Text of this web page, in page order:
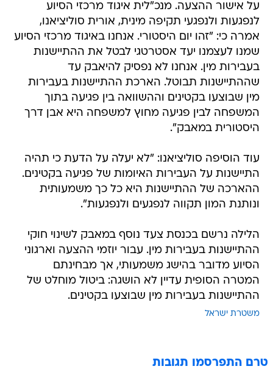
על אישור ההצעה. מנכ"לית איגוד מרכזי הסיוע
לנפגעות ולנפגעי תקיפה מינית, אורית סוליציאנו,
אמרה כי: "זהו יום היסטורי. אנחנו באיגוד מרכזי הסיוע
שמנו לעצמנו יעד אסטרטגי לבטל את ההתיישנות
בעבירות מין. אנחנו לא נפסיק להיאבק עד
שההתיישנות תבוטל. הארכת ההתיישנות בעבירות
מין שבוצעו בקטינים וההשוואה בין פגיעה בתוך
המשפחה לבין פגיעה מחוץ למשפחה היא אבן דרך
היסטורית במאבק".
עוד הוסיפה סוליציאנו: "לא יעלה על הדעת כי תהיה
התיישנות על העבירות האיומות של פגיעה בקטינים.
ההארכה של ההתיישנות היא כל כך משמעותית
ונותנת המון תקווה לנפגעים ולנפגעות".
הלילה נרשם בכנסת צעד נוסף במאבק לשינוי חוקי
ההתיישנות בעבירות מין. עבור יוזמי ההצעה וארגוני
הסיוע מדובר בהישג משמעותי, אך מבחינתם
המטרה הסופית עדיין לא הושגה: ביטול מוחלט של
ההתיישנות בעבירות מין שבוצעו בקטינים.
משטרת ישראל
טרם התפרסמו תגובות